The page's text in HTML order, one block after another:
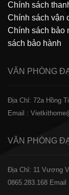
Chính sách
Chính sách vận
Chính sách bảo
sách bảo hành
VĂN PHÒNG
Địa Chỉ: 72a Hồng
Email :
VĂN PHÒNG
Địa Chỉ: 11 Vương
0865.283.168 Email